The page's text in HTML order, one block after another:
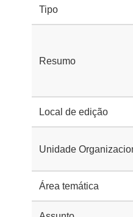
Tipo
Resumo
Local de edição
Unidade
Área temática